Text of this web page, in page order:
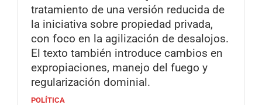
tratamiento de una versión reducida de
la iniciativa sobre propiedad privada,
con foco en la agilización de desalojos.
El texto también introduce cambios en
expropiaciones, manejo del fuego y
regularización dominial.
POLÍTICA